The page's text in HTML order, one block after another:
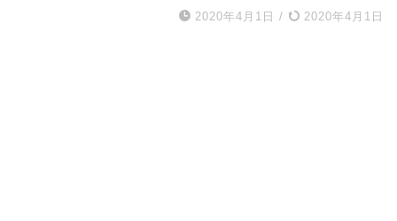
2020年4月1日 / 2020年4月1日